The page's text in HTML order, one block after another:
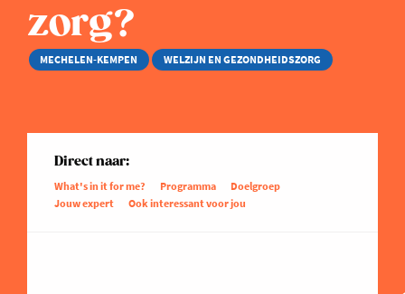
zorg?
MECHELEN-KEMPEN WELZIJN EN GEZONDHEIDSZORG
Direct naar:
What's in it for me? Programma
Doelgroep
Jouw expert
Ook interessant voor jou